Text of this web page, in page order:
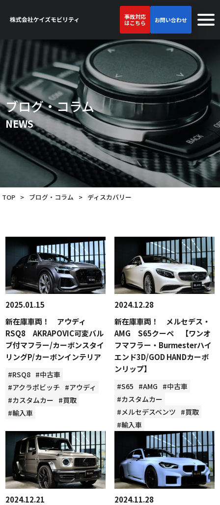
事故対応
はこちら
お問い合わせ
ブログ・コラム
NEWS
TOP > ブログ・コラム > ディスカバリー
2025.01.15
新在庫車両！ アウディ
RSQ8 AKRAPOVIC可変バル
ブ付マフラー/カーボンスタイ
リングP/カーボンインテリア
#RSQ8 #中古車
#アクラポビッチ #アウディ
#カスタムカー #買取
#輸入車
2024.12.28
新在庫車両！ メルセデス・
AMG S65クーペ 【ワンオ
フマフラー・Burmesterハイ
エンド3D/GOD HANDカーボ
ンリップ】
#S65 #AMG #中古車
#カスタムカー
#メルセデスベンツ #買取
#輸入車
2024.12.21
2024.11.28